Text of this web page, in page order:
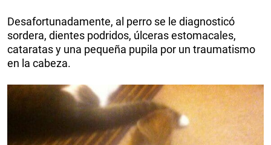
Desafortunadamente, al perro se le diagnosticó
sordera, dientes podridos, úlceras estomacales,
cataratas y una pequeña pupila por un traumatismo
en la cabeza.